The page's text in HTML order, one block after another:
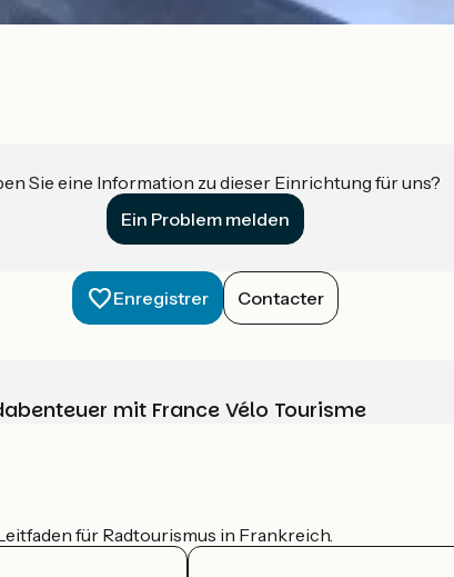
Sie eine Information zu dieser Einrichtung für uns?
Ein Problem melden
Enregistrer Contacter
mit France Vélo Tourisme
für Radtourismus in Frankreich.